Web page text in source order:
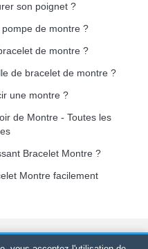
son poignet ?
de montre ?
de montre ?
de bracelet de montre ?
une montre ?
de Montre - Toutes les
Bracelet Montre ?
Montre facilement
Tous droits réservés-SIRET